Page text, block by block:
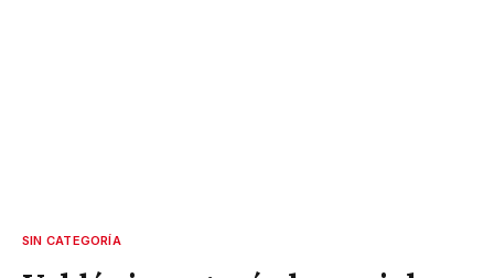
SIN CATEGORÍA